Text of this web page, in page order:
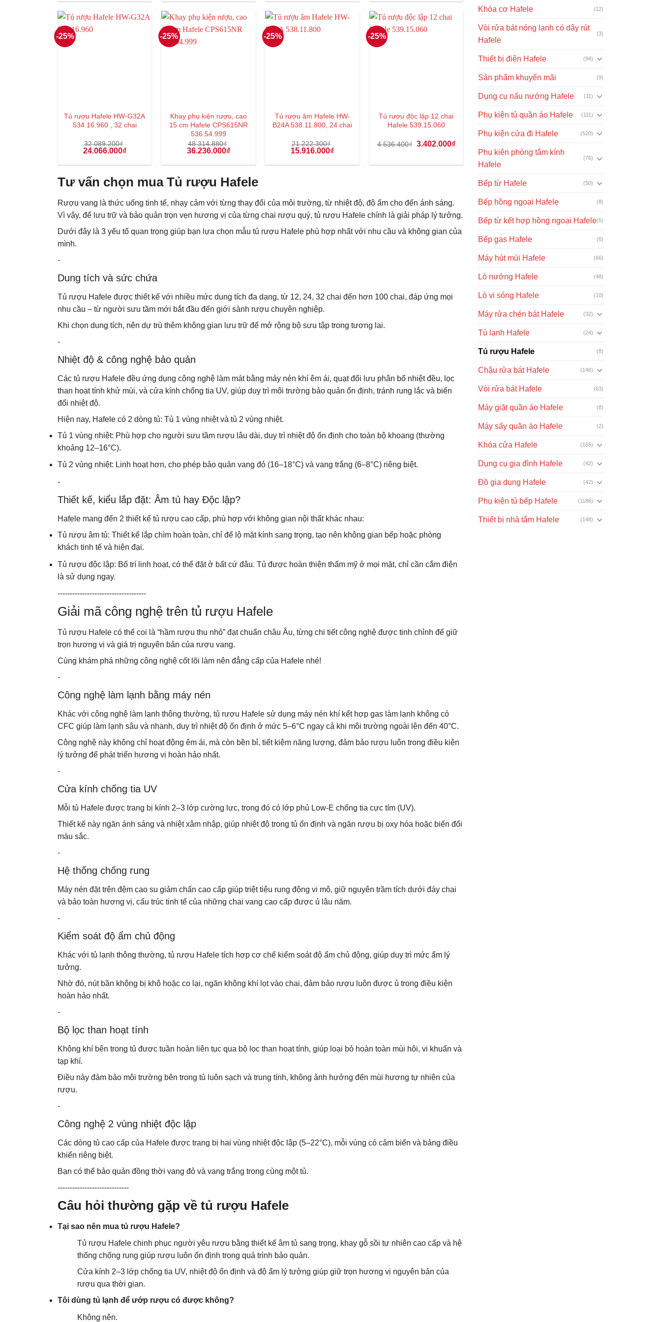
23.280.000₫.
18.967.000₫.
101.948.000₫.
164.587.000₫.
-25%
Tủ rượu Hafele HW-G32A
534.16.960 , 32 chai
32.089.200₫
Giá
là:
24.066.000₫Giá
tại
24.066.000₫.
-25%
Khay phụ kiện rượu, cao
15 cm Hafele CPS615NR
536.54.999
48.314.880₫
Giá
là:
36.236.000₫Giá
tại
36.236.000₫.
-25%
Tủ rượu âm Hafele HW-
B24A 538.11.800, 24 chai
21.222.300₫
Giá
là:
15.916.000₫Giá
tại
-25%
Tủ rượu độc lập 12 chai
Hafele 539.15.060
4.536.400₫ Giá
4.536.400₫.
3.402.000₫Giá
là:
Tư vấn chọn mua Tủ rượu Hafele
Rượu vang là thức uống tinh tế, nhạy cảm với từng thay đổi của môi trường, từ nhiệt độ, độ ẩm cho đến ánh sáng.
Vì vậy, để lưu trữ và bảo quản trọn vẹn hương vị của từng chai rượu quý, tủ rượu Hafele chính là giải pháp lý tưởng.
Dưới đây là 3 yếu tố quan trọng giúp bạn lựa chọn mẫu tủ rượu Hafele phù hợp nhất với nhu cầu và không gian của
mình.
-
Dung tích và sức chứa
Tủ rượu Hafele được thiết kế với nhiều mức dung tích đa dạng, từ 12, 24, 32 chai đến hơn 100 chai, đáp ứng mọi
nhu cầu – từ người sưu tầm mới bắt đầu đến giới sành rượu chuyên nghiệp.
Khi chọn dung tích, nên dự trù thêm không gian lưu trữ để mở rộng bộ sưu tập trong tương lai.
-
Nhiệt độ & công nghệ bảo quản
Các tủ rượu Hafele đều ứng dụng công nghệ làm mát bằng máy nén khí êm ái, quạt đối lưu phân bổ nhiệt đều, lọc
than hoạt tính khử mùi, và cửa kính chống tia UV, giúp duy trì môi trường bảo quản ổn định, tránh rung lắc và biến
đổi nhiệt độ.
Hiện nay, Hafele có 2 dòng tủ: Tủ 1 vùng nhiệt và tủ 2 vùng nhiệt.
Tủ 1 vùng nhiệt: Phù hợp cho người sưu tầm rượu lâu dài, duy trì nhiệt độ ổn định cho toàn bộ khoang (thường
khoảng 12–16°C).
Tủ 2 vùng nhiệt: Linh hoạt hơn, cho phép bảo quản vang đỏ (16–18°C) và vang trắng (6–8°C) riêng biệt.
-
Thiết kế, kiểu lắp đặt: Âm tủ hay Độc lập?
Hafele mang đến 2 thiết kế tủ rượu cao cấp, phù hợp với không gian nội thất khác nhau:
Tủ rượu âm tủ: Thiết kế lắp chìm hoàn toàn, chỉ để lộ mặt kính sang trọng, tạo nên không gian bếp hoặc phòng
khách tinh tế và hiện đại.
Tủ rượu độc lập: Bố trí linh hoạt, có thể đặt ở bất cứ đâu. Tủ được hoàn thiện thẩm mỹ ở mọi mặt, chỉ cần cắm điện
là sử dụng ngay.
------------------------------------
Giải mã công nghệ trên tủ rượu Hafele
Tủ rượu Hafele có thể coi là “hầm rượu thu nhỏ” đạt chuẩn châu Âu, từng chi tiết công nghệ được tinh chỉnh để giữ
trọn hương vị và giá trị nguyên bản của rượu vang.
Cùng khám phá những công nghệ cốt lõi làm nên đẳng cấp của Hafele nhé!
-
Công nghệ làm lạnh bằng máy nén
Khác với công nghệ làm lạnh thông thường, tủ rượu Hafele sử dụng máy nén khí kết hợp gas làm lạnh không có
CFC giúp làm lạnh sâu và nhanh, duy trì nhiệt độ ổn định ở mức 5–6°C ngay cả khi môi trường ngoài lên đến 40°C.
Công nghệ này không chỉ hoạt động êm ái, mà còn bền bỉ, tiết kiệm năng lượng, đảm bảo rượu luôn trong điều kiện
lý tưởng để phát triển hương vị hoàn hảo nhất.
-
Cửa kính chống tia UV
Mỗi tủ Hafele được trang bị kính 2–3 lớp cường lực, trong đó có lớp phủ Low-E chống tia cực tím (UV).
Thiết kế này ngăn ánh sáng và nhiệt xâm nhập, giúp nhiệt độ trong tủ ổn định và ngăn rượu bị oxy hóa hoặc biến đổi
màu sắc.
-
Hệ thống chống rung
Máy nén đặt trên đệm cao su giảm chấn cao cấp giúp triệt tiêu rung động vi mô, giữ nguyên trầm tích dưới đáy chai
và bảo toàn hương vị, cấu trúc tinh tế của những chai vang cao cấp được ủ lâu năm.
-
Kiểm soát độ ẩm chủ động
Khác với tủ lạnh thông thường, tủ rượu Hafele tích hợp cơ chế kiểm soát độ ẩm chủ động, giúp duy trì mức ẩm lý
tưởng.
Nhờ đó, nút bần không bị khô hoặc co lại, ngăn không khí lọt vào chai, đảm bảo rượu luôn được ủ trong điều kiện
hoàn hảo nhất.
-
Bộ lọc than hoạt tính
Không khí bên trong tủ được tuần hoàn liên tục qua bộ lọc than hoạt tính, giúp loại bỏ hoàn toàn mùi hôi, vi khuẩn và
tạp khí.
Điều này đảm bảo môi trường bên trong tủ luôn sạch và trung tính, không ảnh hưởng đến mùi hương tự nhiên của
rượu.
-
Công nghệ 2 vùng nhiệt độc lập
Các dòng tủ cao cấp của Hafele được trang bị hai vùng nhiệt độc lập (5–22°C), mỗi vùng có cảm biến và bảng điều
khiển riêng biệt.
Bạn có thể bảo quản đồng thời vang đỏ và vang trắng trong cùng một tủ.
-----------------------------
Câu hỏi thường gặp về tủ rượu Hafele
Tại sao nên mua tủ rượu Hafele?
Tủ rượu Hafele chinh phục người yêu rượu bằng thiết kế âm tủ sang trọng, khay gỗ sồi tự nhiên cao cấp và hệ
thống chống rung giúp rượu luôn ổn định trong quá trình bảo quản.
Cửa kính 2–3 lớp chống tia UV, nhiệt độ ổn định và độ ẩm lý tưởng giúp giữ trọn hương vị nguyên bản của
rượu qua thời gian.
Tôi dùng tủ lạnh để ướp rượu có được không?
Không nên.
Khóa cơ Hafele (12)
Vòi rửa bát nóng lạnh có dây rút
Hafele
(3)
Thiết bị điện Hafele (94)
Sản phẩm khuyến mãi (9)
Dụng cụ nấu nướng Hafele (11)
Phụ kiện tủ quần áo Hafele (111)
Phụ kiện cửa đi Hafele (520)
Phụ kiện phòng tắm kính
Hafele
(76)
Bếp từ Hafele (50)
Bếp hồng ngoại Hafele (8)
Bếp từ kết hợp hồng ngoại Hafele(5)
Bếp gas Hafele (6)
Máy hút mùi Hafele (66)
Lò nướng Hafele (48)
Lò vi sóng Hafele (10)
Máy rửa chén bát Hafele (32)
Tủ lạnh Hafele (24)
Tủ rượu Hafele (8)
Chậu rửa bát Hafele (146)
Vòi rửa bát Hafele (63)
Máy giặt quần áo Hafele (8)
Máy sấy quần áo Hafele (2)
Khóa cửa Hafele (155)
Dụng cụ gia đình Hafele (42)
Đồ gia dụng Hafele (42)
Phụ kiện tủ bếp Hafele (1186)
Thiết bị nhà tắm Hafele (148)